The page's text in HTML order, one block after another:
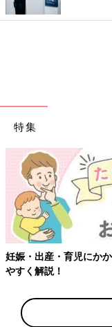
特集
【ワクチン接種できる